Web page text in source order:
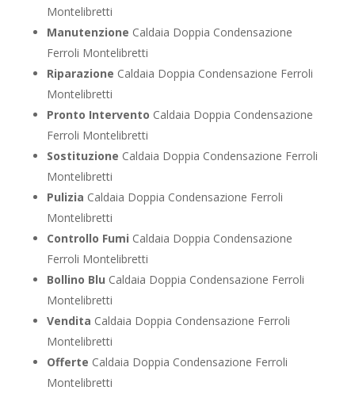
Montelibretti
Manutenzione Caldaia Doppia Condensazione
Ferroli Montelibretti
Riparazione Caldaia Doppia Condensazione Ferroli
Montelibretti
Pronto Intervento Caldaia Doppia Condensazione
Ferroli Montelibretti
Sostituzione Caldaia Doppia Condensazione Ferroli
Montelibretti
Pulizia Caldaia Doppia Condensazione Ferroli
Montelibretti
Controllo Fumi Caldaia Doppia Condensazione
Ferroli Montelibretti
Bollino Blu Caldaia Doppia Condensazione Ferroli
Montelibretti
Vendita Caldaia Doppia Condensazione Ferroli
Montelibretti
Offerte Caldaia Doppia Condensazione Ferroli
Montelibretti